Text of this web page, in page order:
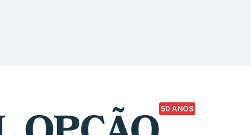
50 ANOS